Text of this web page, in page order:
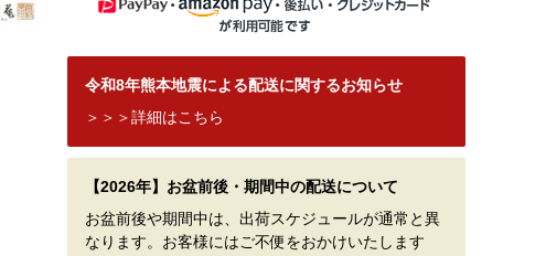
令和8年熊本地震による配送に関するお知らせ
＞＞＞詳細はこちら
【2026年】お盆前後・期間中の配送について
お盆前後や期間中は、出荷スケジュールが通常と異
なります。お客様にはご不便をおかけいたします